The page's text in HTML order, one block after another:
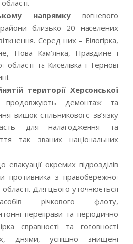
напрямку вогневого
близько 20 населених
Серед них – Білогірка,
Нова Кам’янка, Правдине і
області та Киселівка і Тернові
території Херсонської
продовжують демонтаж та
вишок стільникового зв’язку
для налагодження та
так званих національних
евакуації окремих підрозділів
противника з правобережної
області. Для цього уточнюється
річкового флоту,
переправи та періодично
справності та готовності
днями, успішно знищені